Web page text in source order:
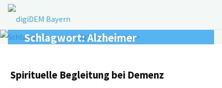
Zum
Inhalt
springenSchlagwort:Alzheimer
Spirituelle Begleitung bei Demenz